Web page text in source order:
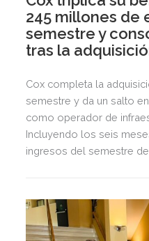
245 millones de
semestre y
tras la
Cox completa la
semestre y da un salto
como operador de
Incluyendo los seis
ingresos del semestre